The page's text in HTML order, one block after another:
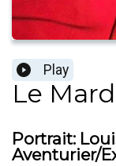
Play
Le
Portrait:
Aventurier/